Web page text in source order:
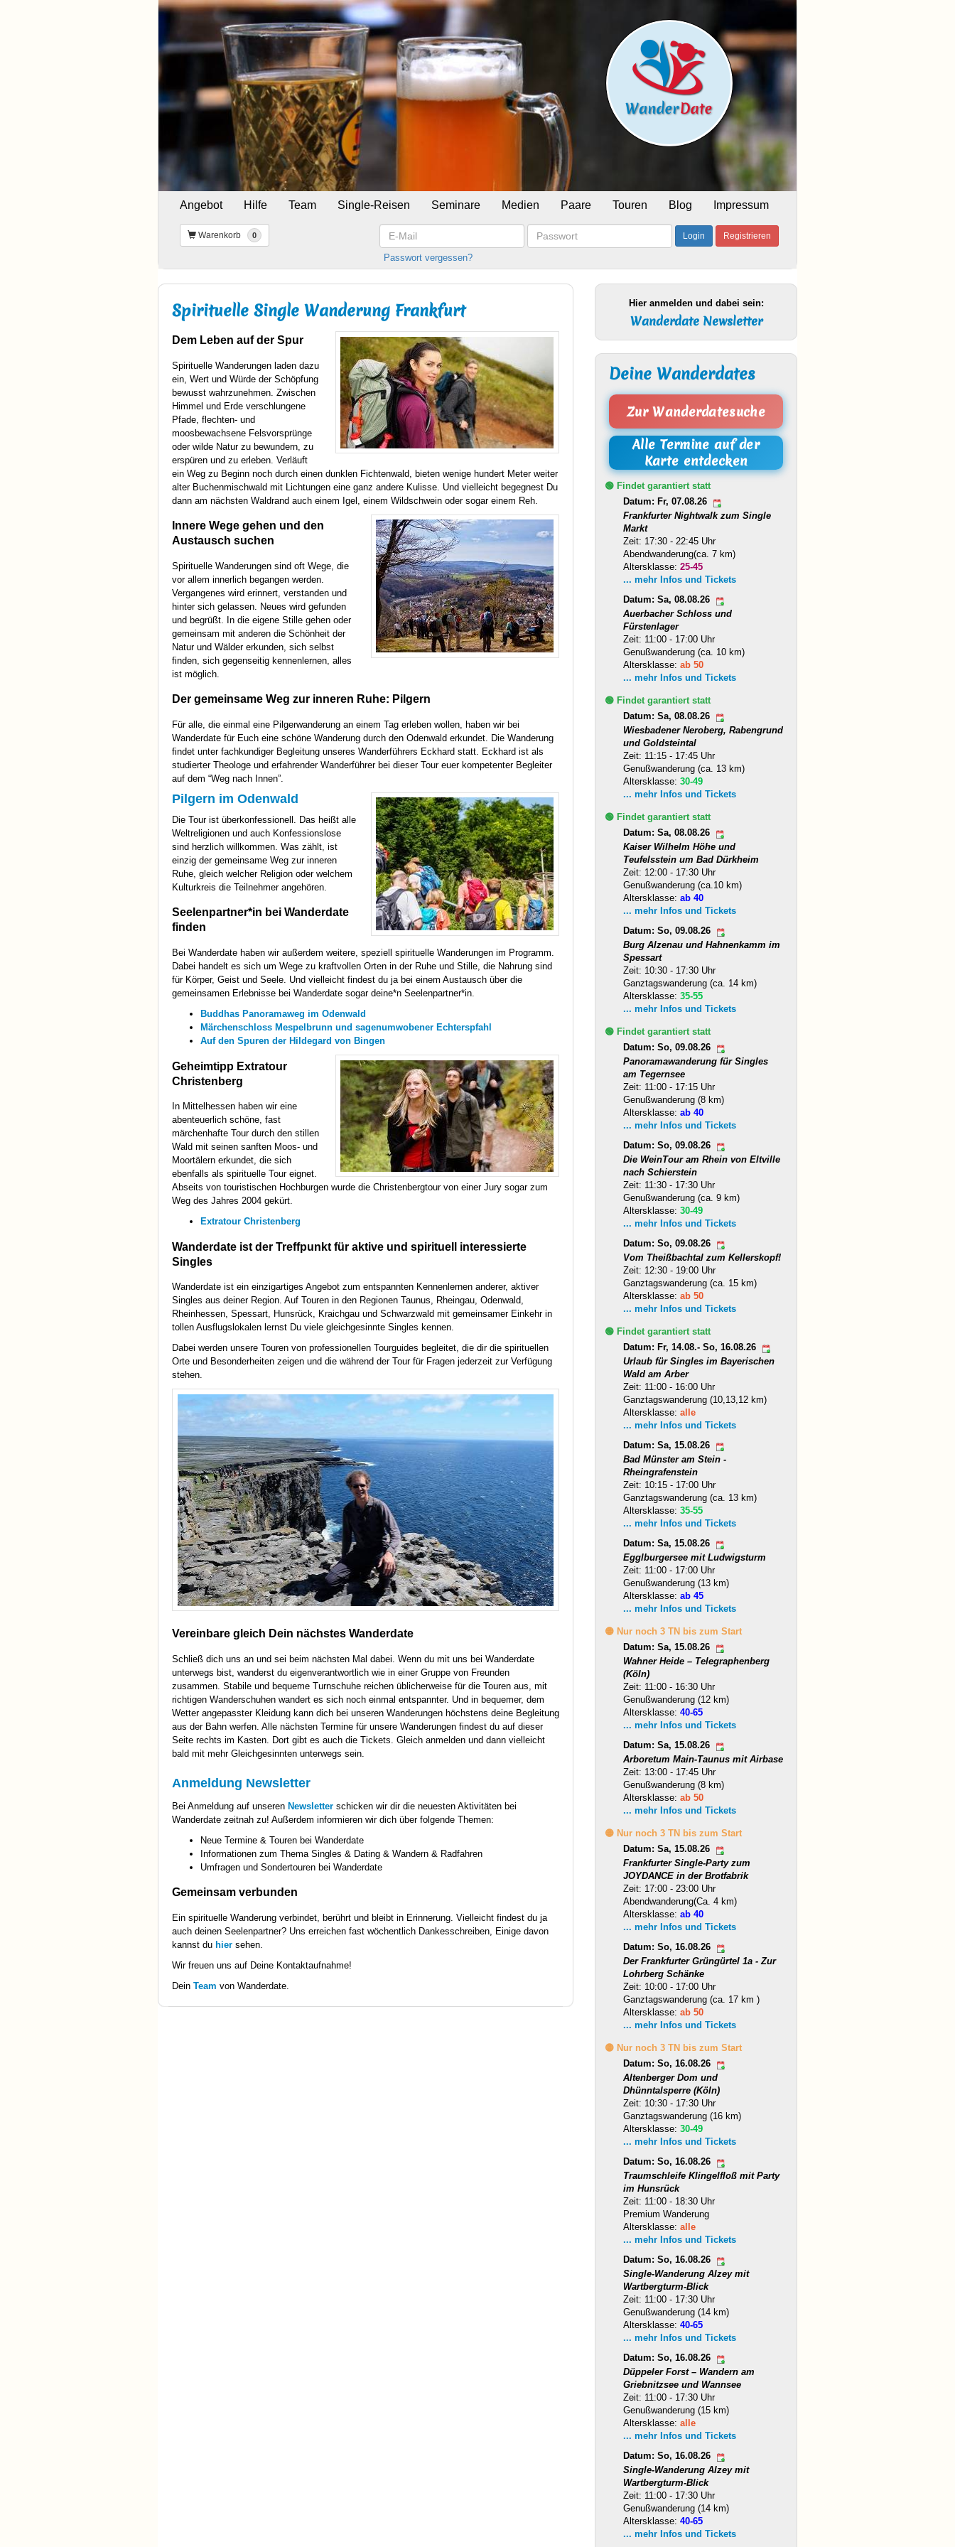
Angebot Hilfe Team Single-Reisen Seminare Medien Paare Touren Blog Impressum
Warenkorb 0
E-
Mail
Passwort
Login Registrieren
Passwort vergessen?
Spirituelle Single Wanderung Frankfurt
Dem Leben auf der Spur
Spirituelle Wanderungen laden dazu
ein, Wert und Würde der Schöpfung
bewusst wahrzunehmen. Zwischen
Himmel und Erde verschlungene
Pfade, flechten- und
moosbewachsene Felsvorsprünge
oder wilde Natur zu bewundern, zu
erspüren und zu erleben. Verläuft
ein Weg zu Beginn noch durch einen dunklen Fichtenwald, bieten wenige hundert Meter weiter
alter Buchenmischwald mit Lichtungen eine ganz andere Kulisse. Und vielleicht begegnest Du
dann am nächsten Waldrand auch einem Igel, einem Wildschwein oder sogar einem Reh.
Innere Wege gehen und den
Austausch suchen
Spirituelle Wanderungen sind oft Wege, die
vor allem innerlich begangen werden.
Vergangenes wird erinnert, verstanden und
hinter sich gelassen. Neues wird gefunden
und begrüßt. In die eigene Stille gehen oder
gemeinsam mit anderen die Schönheit der
Natur und Wälder erkunden, sich selbst
finden, sich gegenseitig kennenlernen, alles
ist möglich.
Der gemeinsame Weg zur inneren Ruhe: Pilgern
Für alle, die einmal eine Pilgerwanderung an einem Tag erleben wollen, haben wir bei
Wanderdate für Euch eine schöne Wanderung durch den Odenwald erkundet. Die Wanderung
findet unter fachkundiger Begleitung unseres Wanderführers Eckhard statt. Eckhard ist als
studierter Theologe und erfahrender Wanderführer bei dieser Tour euer kompetenter Begleiter
auf dem “Weg nach Innen”.
Pilgern im Odenwald
Die Tour ist überkonfessionell. Das heißt alle
Weltreligionen und auch Konfessionslose
sind herzlich willkommen. Was zählt, ist
einzig der gemeinsame Weg zur inneren
Ruhe, gleich welcher Religion oder welchem
Kulturkreis die Teilnehmer angehören.
Seelenpartner*in bei Wanderdate
finden
Bei Wanderdate haben wir außerdem weitere, speziell spirituelle Wanderungen im Programm.
Dabei handelt es sich um Wege zu kraftvollen Orten in der Ruhe und Stille, die Nahrung sind
für Körper, Geist und Seele. Und vielleicht findest du ja bei einem Austausch über die
gemeinsamen Erlebnisse bei Wanderdate sogar deine*n Seelenpartner*in.
Buddhas Panoramaweg im Odenwald
Märchenschloss Mespelbrunn und sagenumwobener Echterspfahl
Auf den Spuren der Hildegard von Bingen
Geheimtipp Extratour
Christenberg
In Mittelhessen haben wir eine
abenteuerlich schöne, fast
märchenhafte Tour durch den stillen
Wald mit seinen sanften Moos- und
Moortälern erkundet, die sich
ebenfalls als spirituelle Tour eignet.
Abseits von touristischen Hochburgen wurde die Christenbergtour von einer Jury sogar zum
Weg des Jahres 2004 gekürt.
Extratour Christenberg
Wanderdate ist der Treffpunkt für aktive und spirituell interessierte
Singles
Wanderdate ist ein einzigartiges Angebot zum entspannten Kennenlernen anderer, aktiver
Singles aus deiner Region. Auf Touren in den Regionen Taunus, Rheingau, Odenwald,
Rheinhessen, Spessart, Hunsrück, Kraichgau und Schwarzwald mit gemeinsamer Einkehr in
tollen Ausflugslokalen lernst Du viele gleichgesinnte Singles kennen.
Dabei werden unsere Touren von professionellen Tourguides begleitet, die dir die spirituellen
Orte und Besonderheiten zeigen und die während der Tour für Fragen jederzeit zur Verfügung
stehen.
Vereinbare gleich Dein nächstes Wanderdate
Schließ dich uns an und sei beim nächsten Mal dabei. Wenn du mit uns bei Wanderdate
unterwegs bist, wanderst du eigenverantwortlich wie in einer Gruppe von Freunden
zusammen. Stabile und bequeme Turnschuhe reichen üblicherweise für die Touren aus, mit
richtigen Wanderschuhen wandert es sich noch einmal entspannter. Und in bequemer, dem
Wetter angepasster Kleidung kann dich bei unseren Wanderungen höchstens deine Begleitung
aus der Bahn werfen. Alle nächsten Termine für unsere Wanderungen findest du auf dieser
Seite rechts im Kasten. Dort gibt es auch die Tickets. Gleich anmelden und dann vielleicht
bald mit mehr Gleichgesinnten unterwegs sein.
Anmeldung Newsletter
Bei Anmeldung auf unseren Newsletter schicken wir dir die neuesten Aktivitäten bei
Wanderdate zeitnah zu! Außerdem informieren wir dich über folgende Themen:
Neue Termine & Touren bei Wanderdate
Informationen zum Thema Singles & Dating & Wandern & Radfahren
Umfragen und Sondertouren bei Wanderdate
Gemeinsam verbunden
Ein spirituelle Wanderung verbindet, berührt und bleibt in Erinnerung. Vielleicht findest du ja
auch deinen Seelenpartner? Uns erreichen fast wöchentlich Dankesschreiben, Einige davon
kannst du hier sehen.
Wir freuen uns auf Deine Kontaktaufnahme!
Dein Team von Wanderdate.
Hier anmelden und dabei sein:
Wanderdate Newsletter
Deine Wanderdates
Zur Wanderdatesuche
Alle Termine auf der
Karte entdecken
🟢 Findet garantiert statt
Datum: Fr, 07.08.26
Frankfurter Nightwalk zum Single
Markt
Zeit: 17:30 - 22:45 Uhr
Abendwanderung(ca. 7 km)
Altersklasse:25-45
... mehr Infos und Tickets
Datum: Sa, 08.08.26
Auerbacher Schloss und
Fürstenlager
Zeit: 11:00 - 17:00 Uhr
Genußwanderung (ca. 10 km)
Altersklasse:ab 50
... mehr Infos und Tickets
🟢 Findet garantiert statt
Datum: Sa, 08.08.26
Wiesbadener Neroberg, Rabengrund
und Goldsteintal
Zeit: 11:15 - 17:45 Uhr
Genußwanderung (ca. 13 km)
Altersklasse:30-49
... mehr Infos und Tickets
🟢 Findet garantiert statt
Datum: Sa, 08.08.26
Kaiser Wilhelm Höhe und
Teufelsstein um Bad Dürkheim
Zeit: 12:00 - 17:30 Uhr
Genußwanderung (ca.10 km)
Altersklasse:ab 40
... mehr Infos und Tickets
Datum: So, 09.08.26
Burg Alzenau und Hahnenkamm im
Spessart
Zeit: 10:30 - 17:30 Uhr
Ganztagswanderung (ca. 14 km)
Altersklasse:35-55
... mehr Infos und Tickets
🟢 Findet garantiert statt
Datum: So, 09.08.26
Panoramawanderung für Singles
am Tegernsee
Zeit: 11:00 - 17:15 Uhr
Genußwanderung (8 km)
Altersklasse:ab 40
... mehr Infos und Tickets
Datum: So, 09.08.26
Die WeinTour am Rhein von Eltville
nach Schierstein
Zeit: 11:30 - 17:30 Uhr
Genußwanderung (ca. 9 km)
Altersklasse:30-49
... mehr Infos und Tickets
Datum: So, 09.08.26
Vom Theißbachtal zum Kellerskopf!
Zeit: 12:30 - 19:00 Uhr
Ganztagswanderung (ca. 15 km)
Altersklasse:ab 50
... mehr Infos und Tickets
🟢 Findet garantiert statt
Datum: Fr, 14.08.- So, 16.08.26
Urlaub für Singles im Bayerischen
Wald am Arber
Zeit: 11:00 - 16:00 Uhr
Ganztagswanderung (10,13,12 km)
Altersklasse:alle
... mehr Infos und Tickets
Datum: Sa, 15.08.26
Bad Münster am Stein -
Rheingrafenstein
Zeit: 10:15 - 17:00 Uhr
Ganztagswanderung (ca. 13 km)
Altersklasse:35-55
... mehr Infos und Tickets
Datum: Sa, 15.08.26
Egglburgersee mit Ludwigsturm
Zeit: 11:00 - 17:00 Uhr
Genußwanderung (13 km)
Altersklasse:ab 45
... mehr Infos und Tickets
🟡 Nur noch 3 TN bis zum Start
Datum: Sa, 15.08.26
Wahner Heide – Telegraphenberg
(Köln)
Zeit: 11:00 - 16:30 Uhr
Genußwanderung (12 km)
Altersklasse:40-65
... mehr Infos und Tickets
Datum: Sa, 15.08.26
Arboretum Main-Taunus mit Airbase
Zeit: 13:00 - 17:45 Uhr
Genußwanderung (8 km)
Altersklasse:ab 50
... mehr Infos und Tickets
🟡 Nur noch 3 TN bis zum Start
Datum: Sa, 15.08.26
Frankfurter Single-Party zum
JOYDANCE in der Brotfabrik
Zeit: 17:00 - 23:00 Uhr
Abendwanderung(Ca. 4 km)
Altersklasse:ab 40
... mehr Infos und Tickets
Datum: So, 16.08.26
Der Frankfurter Grüngürtel 1a - Zur
Lohrberg Schänke
Zeit: 10:00 - 17:00 Uhr
Ganztagswanderung (ca. 17 km )
Altersklasse:ab 50
... mehr Infos und Tickets
🟡 Nur noch 3 TN bis zum Start
Datum: So, 16.08.26
Altenberger Dom und
Dhünntalsperre (Köln)
Zeit: 10:30 - 17:30 Uhr
Ganztagswanderung (16 km)
Altersklasse:30-49
... mehr Infos und Tickets
Datum: So, 16.08.26
Traumschleife Klingelfloß mit Party
im Hunsrück
Zeit: 11:00 - 18:30 Uhr
Premium Wanderung
Altersklasse:alle
... mehr Infos und Tickets
Datum: So, 16.08.26
Single-Wanderung Alzey mit
Wartbergturm-Blick
Zeit: 11:00 - 17:30 Uhr
Genußwanderung (14 km)
Altersklasse:40-65
... mehr Infos und Tickets
Datum: So, 16.08.26
Düppeler Forst – Wandern am
Griebnitzsee und Wannsee
Zeit: 11:00 - 17:30 Uhr
Genußwanderung (15 km)
Altersklasse:alle
... mehr Infos und Tickets
Datum: So, 16.08.26
Single-Wanderung Alzey mit
Wartbergturm-Blick
Zeit: 11:00 - 17:30 Uhr
Genußwanderung (14 km)
Altersklasse:40-65
... mehr Infos und Tickets